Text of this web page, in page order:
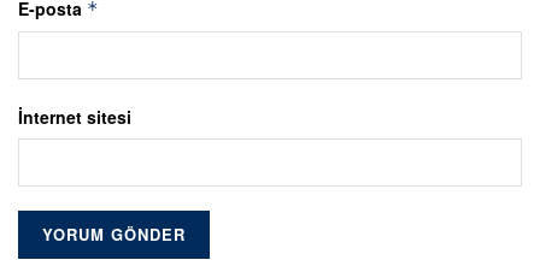
E-posta *
İnternet sitesi